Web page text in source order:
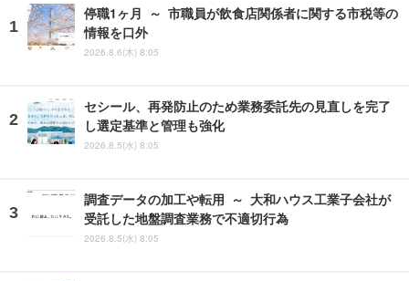
停職1ヶ月 ～ 市職員が飲食店関係者に関する市税等の
情報を口外
2026.8.6(木) 8:05
セシール、再発防止のため業務委託先の見直しを完了
し選定基準と管理も強化
2026.8.5(水) 8:05
調査データの加工や転用 ～ 大和ハウス工業子会社が
受託した地盤調査業務で不適切行為
2026.8.5(水) 8:05